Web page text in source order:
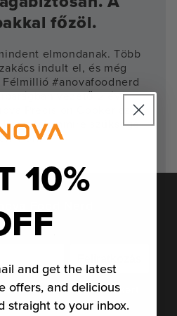
főzöl.
elmondanak. Több
indult el, és még
#anovafoodnerd
vezető 2 év
készülék, amire szüksége
Pont.
hírekért, történetekért
10%
and get the latest
offers, and delicious
straight to your inbox.